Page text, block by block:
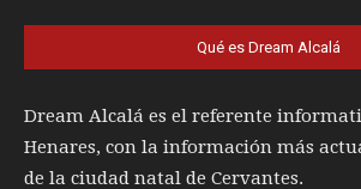
Qué es Dream Alcalá
Dream Alcalá es el referente
Henares, con la información más
de la ciudad natal de Cervantes.